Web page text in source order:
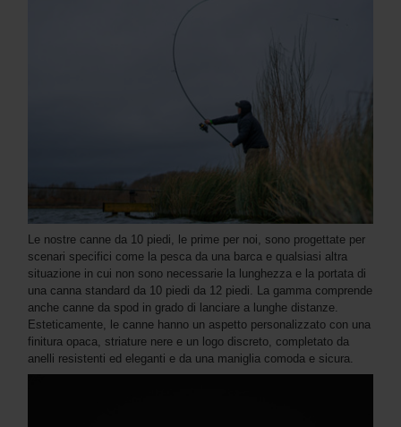
Le nostre canne da 10 piedi, le prime per noi, sono progettate per
scenari specifici come la pesca da una barca e qualsiasi altra
situazione in cui non sono necessarie la lunghezza e la portata di
una canna standard da 10 piedi da 12 piedi. La gamma comprende
anche canne da spod in grado di lanciare a lunghe distanze.
Esteticamente, le canne hanno un aspetto personalizzato con una
finitura opaca, striature nere e un logo discreto, completato da
anelli resistenti ed eleganti e da una maniglia comoda e sicura.